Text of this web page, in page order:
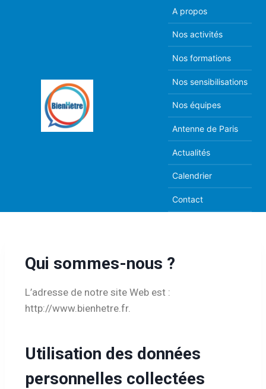
A propos
Nos activités
Nos formations
Nos sensibilisations
Nos équipes
Antenne de Paris
Actualités
Calendrier
Contact
Qui sommes-nous ?
L’adresse de notre site Web est :
http://www.bienhetre.fr.
Utilisation des données
personnelles collectées